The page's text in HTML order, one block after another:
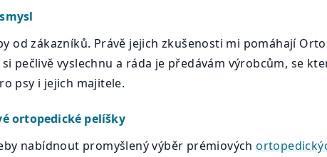
od zákazníků. Právě jejich zkušenosti mi pomáhají
pečlivě vyslechnu a ráda je předávám výrobcům, se
psy i jejich majitele.
ortopedické pelíšky
nabídnout promyšlený výběr prémiových